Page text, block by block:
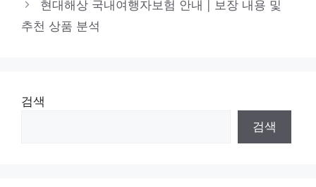
현대해상 국내여행자보험 안내 | 보장 내용 및
추천 상품 분석
검색
검색